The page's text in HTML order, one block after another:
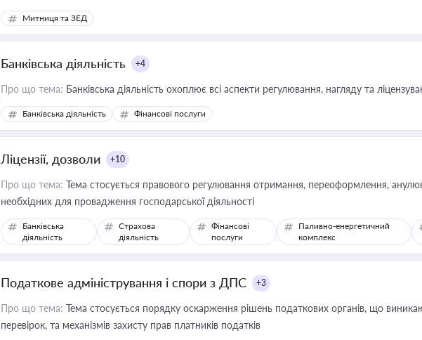
Митниця та ЗЕД
Банківська діяльність +4
Про що тема: Банківська діяльність охоплює всі аспекти регулювання, нагляду та
Банківська діяльність Фінансові послуги
Ліцензії, дозволи +10
Про що тема: Тема стосується правового регулювання отримання, переоформлення,
необхідних для провадження господарської діяльності
Банківська
діяльність
Страхова
діяльність
Фінансові
послуги
Паливно-енергетичний
комплекс
Податкове адміністрування і спори з ДПС +3
Про що тема: Тема стосується порядку оскарження рішень податкових органів, що
перевірок, та механізмів захисту прав платників податків